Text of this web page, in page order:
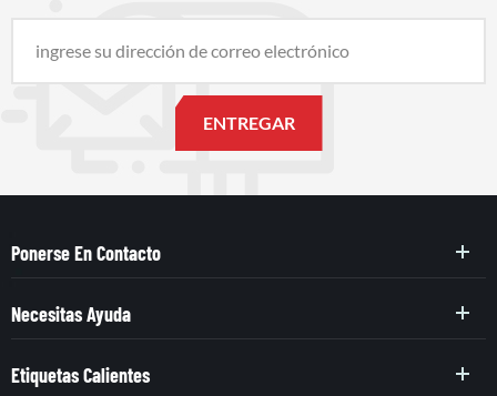
Ponerse En Contacto
Necesitas Ayuda
Etiquetas Calientes